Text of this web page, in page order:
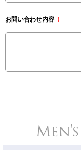
お問い合わせ内容 !
Men's